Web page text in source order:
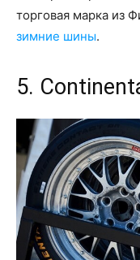
торговая марка из
зимние шины.
5.